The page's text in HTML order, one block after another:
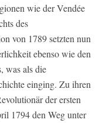
wie der Vendée
des
von 1789 setzten nun
ebenso wie den
was als die
einging. Zu ihren
der ersten
1794 den Weg unter